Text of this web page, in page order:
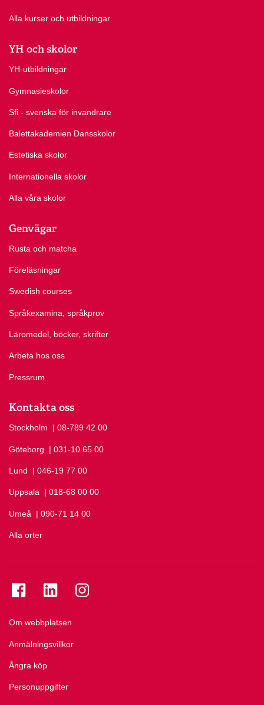
Alla kurser och utbildningar
YH och skolor
YH-utbildningar
Gymnasieskolor
Sfi - svenska för invandrare
Balettakademien Dansskolor
Estetiska skolor
Internationella skolor
Alla våra skolor
Genvägar
Rusta och matcha
Föreläsningar
Swedish courses
Språkexamina, språkprov
Läromedel, böcker, skrifter
Arbeta hos oss
Pressrum
Kontakta oss
Stockholm Ring Stockholm på
| 08-789 42 00
Göteborg Ring Göteborg på
| 031-10 65 00
Lund Ring Lund på
| 046-19 77 00
Uppsala Ring Uppsala på
| 018-68 00 00
Umeå Ring Umeå på
| 090-71 14 00
Alla orter
Om webbplatsen
Anmälningsvillkor
Ångra köp
Personuppgifter
Se folkuniversitetet på Facebook
Se folkuniversitetet på LinkedIn